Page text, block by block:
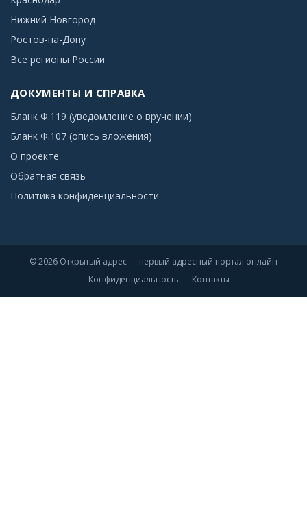
Нижний Новгород
Ростов-на-Дону
Все регионы России
ДОКУМЕНТЫ И СПРАВКА
Бланк Ф.119 (уведомление о вручении)
Бланк Ф.107 (опись вложения)
О проекте
Обратная связь
Политика конфиденциальности
© 2026 Открытый адрес — первый адресный портал онлайн
Конфиденциальность
Контакты